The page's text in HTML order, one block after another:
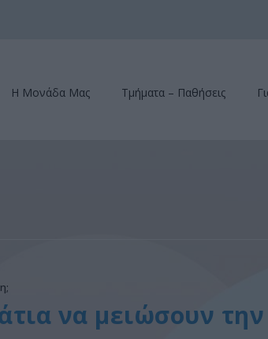
Η Μονάδα Μας Τμήματα – Παθήσεις
να μειώσουν